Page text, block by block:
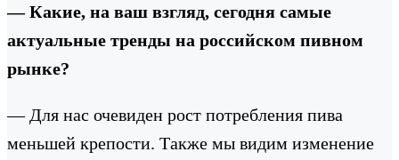
— Какие, на ваш взгляд, сегодня самые
актуальные тренды на российском пивном
рынке?
— Для нас очевиден рост потребления пива
меньшей крепости. Также мы видим изменение